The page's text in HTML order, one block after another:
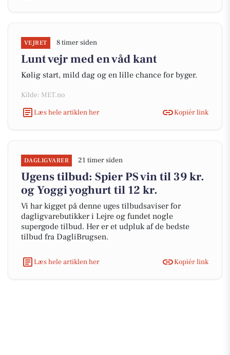
VEJRET 8 timer siden
Lunt vejr med en våd kant
Kølig start, mild dag og en lille chance for byger.
Kilde: MET.no
Læs hele artiklen her
Kopiér link
DAGLIGVARER 21 timer siden
Ugens tilbud: Spier PS vin til 39 kr.
og Yoggi yoghurt til 12 kr.
Vi har kigget på denne uges tilbudsaviser for
dagligvarebutikker i Lejre og fundet nogle
supergode tilbud. Her er et udpluk af de bedste
tilbud fra DagliBrugsen.
Læs hele artiklen her Kopiér link